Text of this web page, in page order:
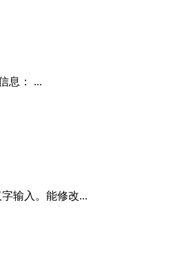
息： ...
输入。能修改...